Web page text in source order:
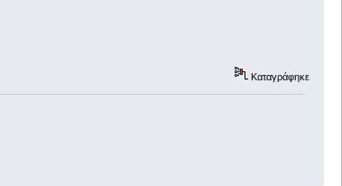
Καταγράφηκε